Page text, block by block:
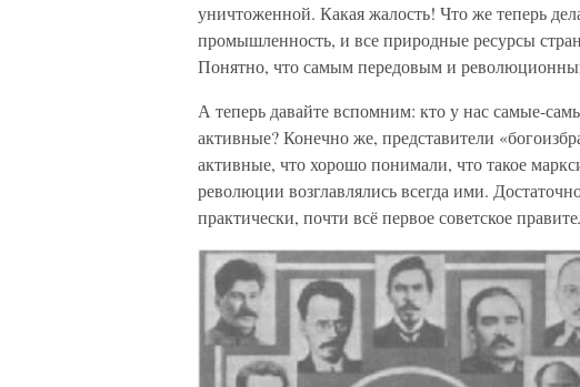
уничтоженной. Какая жалость! Что же теперь
промышленность, и все природные ресурсы
Понятно, что самым передовым и
А теперь давайте вспомним: кто у нас самые-
активные? Конечно же, представители
активные, что хорошо понимали, что такое
революции возглавлялись всегда ими.
практически, почти всё первое советское